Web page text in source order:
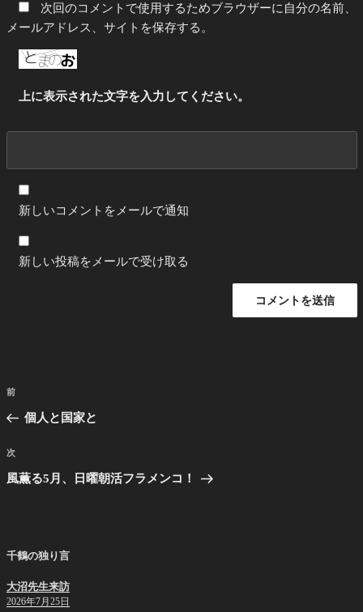
次回のコメントで使用するためブラウザーに自分の名前、
メールアドレス、サイトを保存する。
上に表示された文字を入力してください。
新しいコメントをメールで通知
新しい投稿をメールで受け取る
投
ナ
ビ
ゲ
ン
前
の
稿
前
個人と国家と
次
の
次
風薫る5月、日曜朝活フラメンコ！
千鶴の独り言
大沼先生来訪
2026年7月25日